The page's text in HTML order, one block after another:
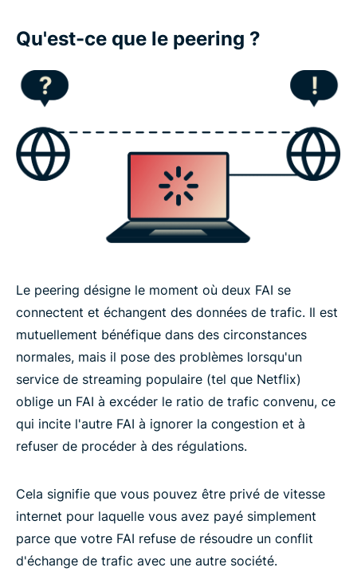
Qu'est-ce que le peering ?
Le peering désigne le moment où deux FAI se
connectent et échangent des données de trafic. Il est
mutuellement bénéfique dans des circonstances
normales, mais il pose des problèmes lorsqu'un
service de streaming populaire (tel que Netflix)
oblige un FAI à excéder le ratio de trafic convenu, ce
qui incite l'autre FAI à ignorer la congestion et à
refuser de procéder à des régulations.
Cela signifie que vous pouvez être privé de vitesse
internet pour laquelle vous avez payé simplement
parce que votre FAI refuse de résoudre un conflit
d'échange de trafic avec une autre société.